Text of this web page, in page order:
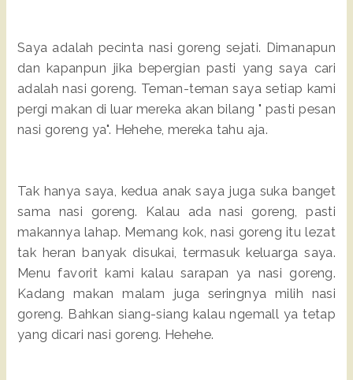
Saya adalah pecinta nasi goreng sejati. Dimanapun
dan kapanpun jika bepergian pasti yang saya cari
adalah nasi goreng. Teman-teman saya setiap kami
pergi makan di luar mereka akan bilang " pasti pesan
nasi goreng ya". Hehehe, mereka tahu aja.
Tak hanya saya, kedua anak saya juga suka banget
sama nasi goreng. Kalau ada nasi goreng, pasti
makannya lahap. Memang kok, nasi goreng itu lezat
tak heran banyak disukai, termasuk keluarga saya.
Menu favorit kami kalau sarapan ya nasi goreng.
Kadang makan malam juga seringnya milih nasi
goreng. Bahkan siang-siang kalau ngemall ya tetap
yang dicari nasi goreng. Hehehe.